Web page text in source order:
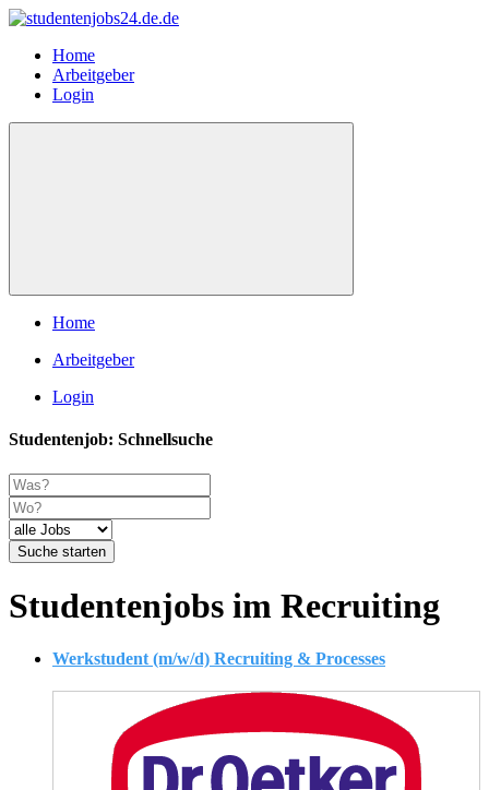
Home
Arbeitgeber
Login
Home
Arbeitgeber
Login
Studentenjob: Schnellsuche
Suche starten
Studentenjobs im Recruiting
Werkstudent (m/w/d) Recruiting & Processes